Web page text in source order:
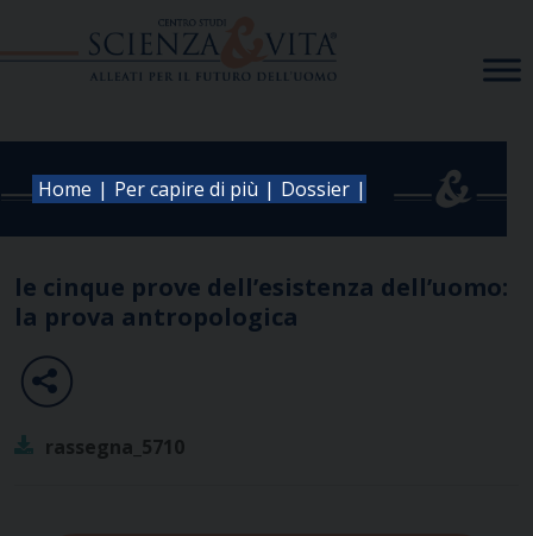
Home | Per capire di più | Dossier |
le cinque prove dell’esistenza dell’uomo:
la prova antropologica
rassegna_5710